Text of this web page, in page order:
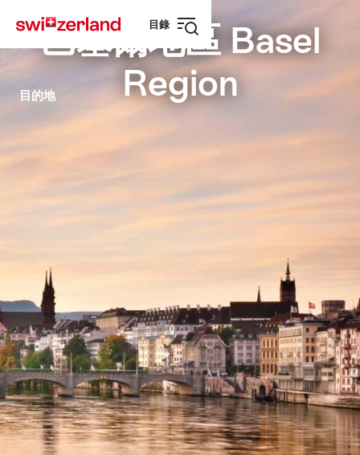
目錄
開
航
巴塞爾地區 Basel
Region
目的地